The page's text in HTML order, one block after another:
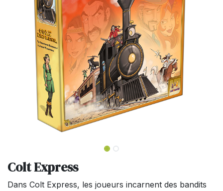
Colt Express
Dans Colt Express, les joueurs incarnent des bandits